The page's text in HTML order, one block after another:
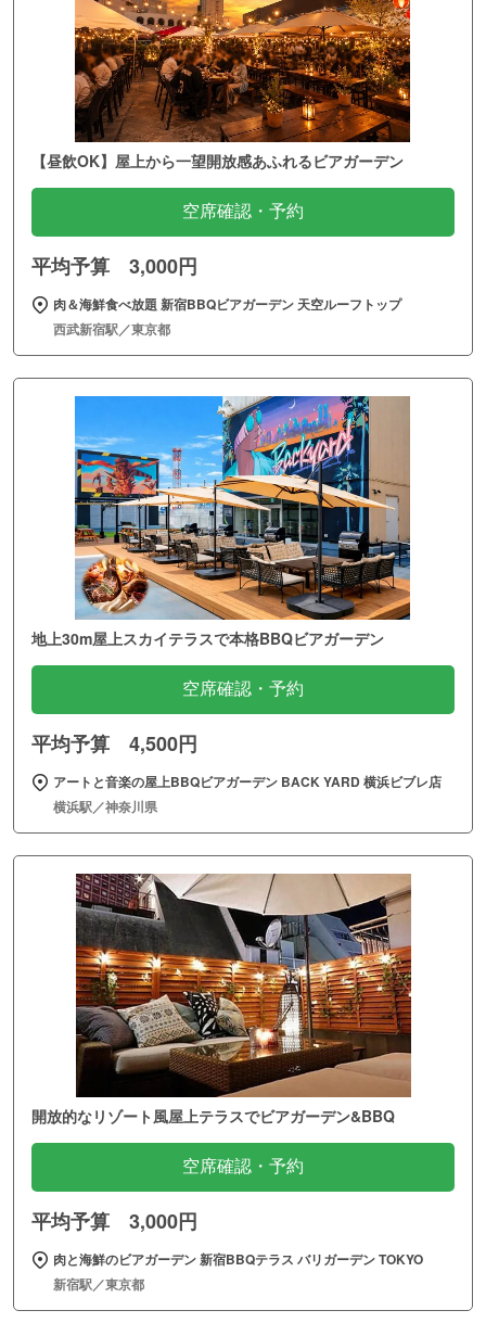
【昼飲OK】屋上から一望開放感あふれるビアガーデン
空席確認・予約
平均予算 3,000円
肉＆海鮮食べ放題 新宿BBQビアガーデン 天空ルーフトップ
西武新宿駅／東京都
地上30m屋上スカイテラスで本格BBQビアガーデン
空席確認・予約
平均予算 4,500円
アートと音楽の屋上BBQビアガーデン BACK YARD 横浜ビブレ店
横浜駅／神奈川県
開放的なリゾート風屋上テラスでビアガーデン&BBQ
空席確認・予約
平均予算 3,000円
肉と海鮮のビアガーデン 新宿BBQテラス バリガーデン TOKYO
新宿駅／東京都